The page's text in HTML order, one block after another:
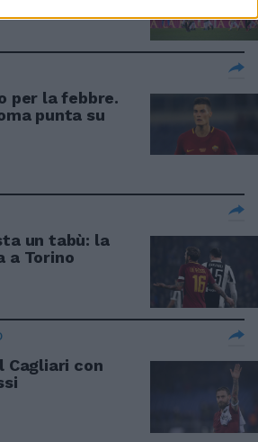
per la febbre.
punta su
un tabù: la
a Torino
Cagliari con